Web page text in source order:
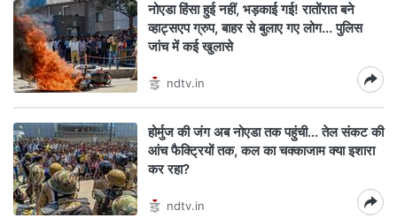
नोएडा हिंसा हुई नहीं, भड़काई गई! रातोंरात बने
व्हाट्सएप ग्रुप, बाहर से बुलाए गए लोग... पुलिस
जांच में कई खुलासे
ndtv.in
होर्मुज की जंग अब नोएडा तक पहुंची... तेल संकट की
आंच फैक्ट्रियों तक, कल का चक्काजाम क्या इशारा
कर रहा?
ndtv.in